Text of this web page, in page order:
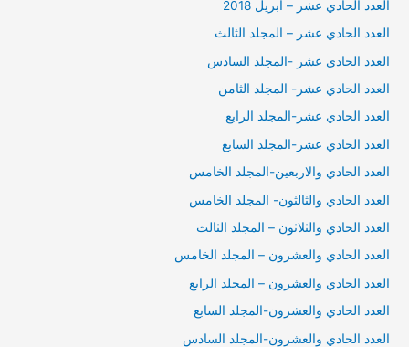
العدد الحادي عشر – ابريل 2018
العدد الحادي عشر – المجلد الثالث
العدد الحادي عشر -المجلد السادس
العدد الحادي عشر- المجلد الثامن
العدد الحادي عشر-المجلد الرابع
العدد الحادي عشر-المجلد السابع
العدد الحادي والاربعين-المجلد الخامس
العدد الحادي والثالثون- المجلد الخامس
العدد الحادي والثلاثون – المجلد الثالث
العدد الحادي والعشرون – المجلد الخامس
العدد الحادي والعشرون – المجلد الرابع
العدد الحادي والعشرون-المجلد السابع
العدد الحادي والعشرون-المجلد السادس